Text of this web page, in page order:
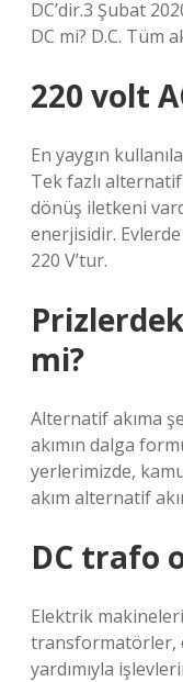
DC’dir.3 Şubat
DC mi? D.C. Tüm
220 volt
En yaygın
Tek fazlı
dönüş iletkeni
enerjisidir.
220 V’tur.
mi?
Alternatif akıma
akımın dalga
yerlerimizde,
akım alternatif
DC trafo
Elektrik
transformatörler,
yardımıyla